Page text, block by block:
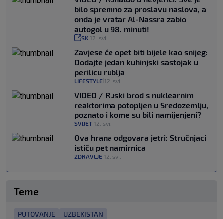
bilo spremno za proslavu naslova, a
onda je vratar Al-Nassra zabio
autogol u 98. minuti!
SK 12. svi.
Zavjese će opet biti bijele kao snijeg:
Dodajte jedan kuhinjski sastojak u
perilicu rublja
LIFESTYLE 12. svi.
VIDEO / Ruski brod s nuklearnim
reaktorima potopljen u Sredozemlju,
poznato i kome su bili namijenjeni?
SVIJET 12. svi.
Ova hrana odgovara jetri: Stručnjaci
ističu pet namirnica
ZDRAVLJE 12. svi.
Teme
PUTOVANJE UZBEKISTAN